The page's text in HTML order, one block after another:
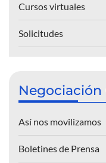
Cursos virtuales
Solicitudes
Negociación
Así nos movilizamos
Boletines de Prensa